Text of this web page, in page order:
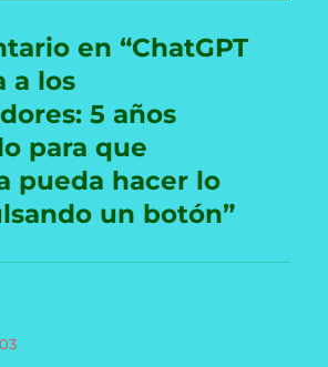
en “ChatGPT
a los
5 años
para que
pueda hacer lo
un botón”